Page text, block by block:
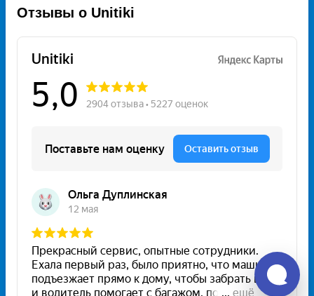
Отзывы о Unitiki